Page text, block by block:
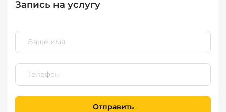
Запись на услугу
Отправить